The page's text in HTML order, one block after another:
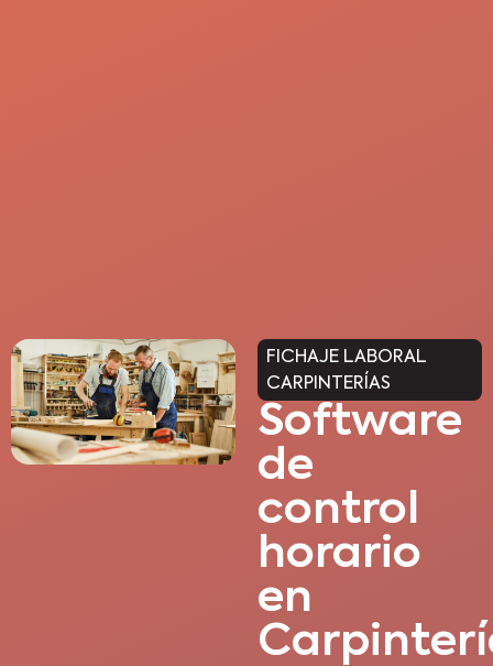
FICHAJE LABORAL
CARPINTERÍAS
Software
de
control
horario
en